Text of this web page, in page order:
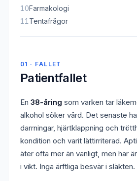
10Farmakologi
11 Tentafrågor
01 · FALLET
Patientfallet
En 38-åring som varken tar
alkohol söker vård. Det senaste
darrningar, hjärtklappning och
kondition och varit lättirriterad.
äter ofta mer än vanligt, men har
i vikt. Inga ärftliga besvär i släkten.